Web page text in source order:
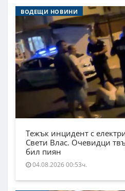
ВОДЕЩИ НОВИНИ
Тежък инцидент с
Свети Влас. Очевидци
бил пиян
04.08.2026 00:53ч.